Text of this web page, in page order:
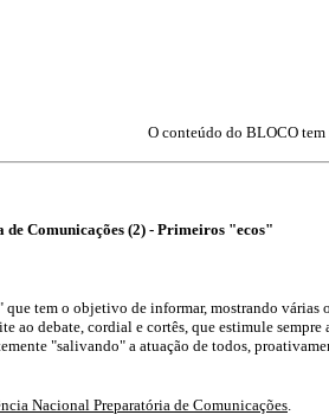
O conteúdo do BLOCO tem
Comunicações (2) - Primeiros "ecos"
tem o objetivo de informar, mostrando
ao debate, cordial e cortês, que estimule
"salivando" a atuação de todos,
Nacional Preparatória de Comunicações.